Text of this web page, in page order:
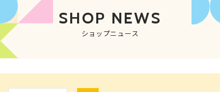
SHOP NEWS
ショップニュース